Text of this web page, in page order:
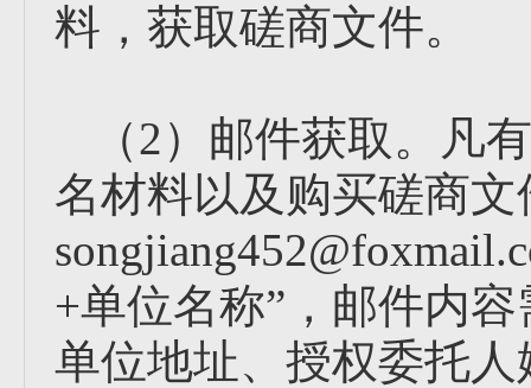
料，获取磋商文件。
（2）邮件获取。凡
名材料以及购买磋商
+单位名称”，邮件内
单位地址、授权委托